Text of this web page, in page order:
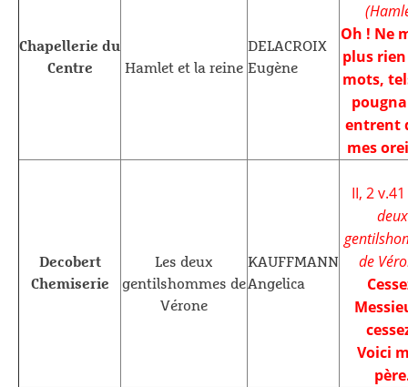
Chapellerie du
Centre
Hamlet et la reine
DELACROIX
Eugène
Oh ! Ne
plus rien
mots,
entrent
mes
Decobert
Chemiserie
Les deux
gentilshommes de
Vérone
KAUFFMANN
Angelica
II, 2 v.41
deux
de
Voici